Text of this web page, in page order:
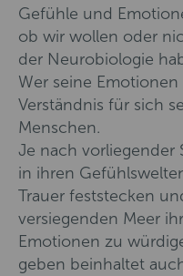
Gefühle und
ob wir wollen oder
der Neurobiologie
Wer seine
Verständnis für sich
Menschen.
Je nach vorliegender
in ihren
Trauer feststecken
versiegenden Meer
Emotionen zu
geben beinhaltet